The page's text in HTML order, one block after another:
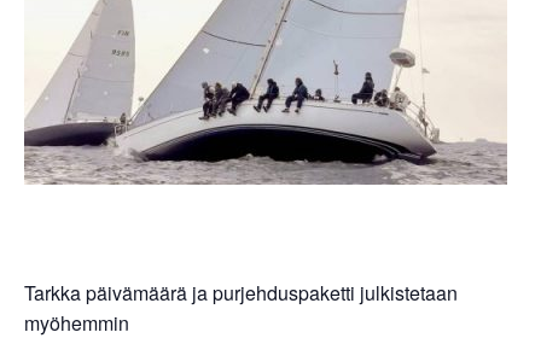
Tarkka päivämäärä ja purjehduspaketti julkistetaan
myöhemmin